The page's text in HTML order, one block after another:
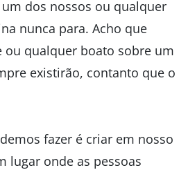
dos nossos ou qualquer
nunca para. Acho que
ou qualquer boato sobre um
existirão, contanto que o
fazer é criar em nosso
lugar onde as pessoas